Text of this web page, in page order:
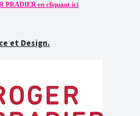
PRADIER en cliquant ici
et Design.